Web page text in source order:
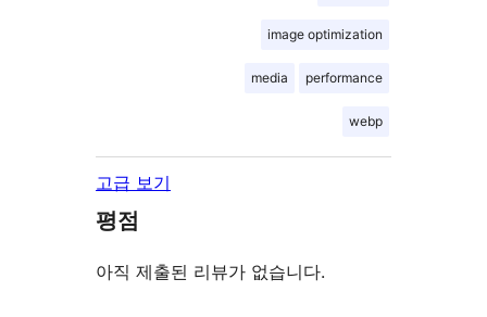
image optimization
media performance
webp
고급 보기
평점
아직 제출된 리뷰가 없습니다.